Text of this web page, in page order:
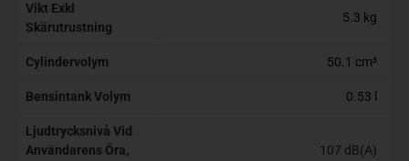
Vikt Exkl
Skärutrustning
5.3 kg
Cylindervolym 50.1 cm³
Bensintank Volym 0.53 l
Ljudtrycksnivå Vid
Användarens Öra,
107 dB(A)